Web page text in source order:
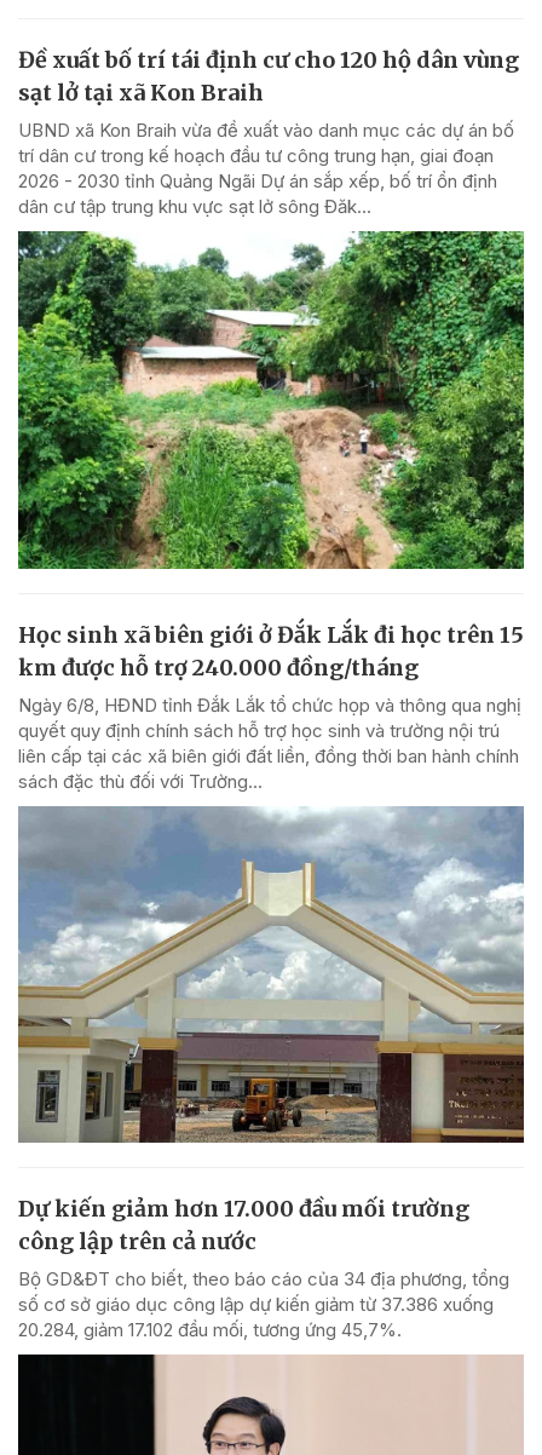
Đề xuất bố trí tái định cư cho 120 hộ dân vùng
sạt lở tại xã Kon Braih
UBND xã Kon Braih vừa đề xuất vào danh mục các dự án bố
trí dân cư trong kế hoạch đầu tư công trung hạn, giai đoạn
2026 - 2030 tỉnh Quảng Ngãi Dự án sắp xếp, bố trí ổn định
dân cư tập trung khu vực sạt lở sông Đăk...
Học sinh xã biên giới ở Đắk Lắk đi học trên 15
km được hỗ trợ 240.000 đồng/tháng
Ngày 6/8, HĐND tỉnh Đắk Lắk tổ chức họp và thông qua nghị
quyết quy định chính sách hỗ trợ học sinh và trường nội trú
liên cấp tại các xã biên giới đất liền, đồng thời ban hành chính
sách đặc thù đối với Trường...
Dự kiến giảm hơn 17.000 đầu mối trường
công lập trên cả nước
Bộ GD&ĐT cho biết, theo báo cáo của 34 địa phương, tổng
số cơ sở giáo dục công lập dự kiến giảm từ 37.386 xuống
20.284, giảm 17.102 đầu mối, tương ứng 45,7%.